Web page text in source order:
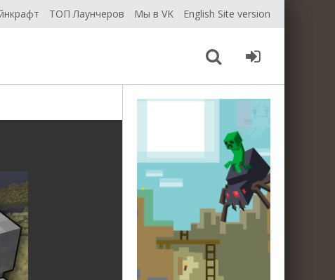
ТОП Лаунчеров Мы в VK English Site version